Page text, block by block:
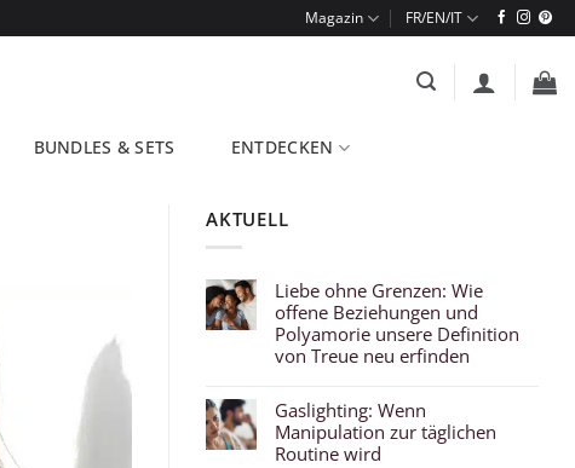
Magazin
BUNDLES & SETS ENTDECKEN
AKTUELL
Liebe ohne Grenzen: Wie
offene Beziehungen und
Polyamorie unsere Definition
von Treue neu erfinden
Gaslighting: Wenn
Manipulation zur täglichen
Routine wird